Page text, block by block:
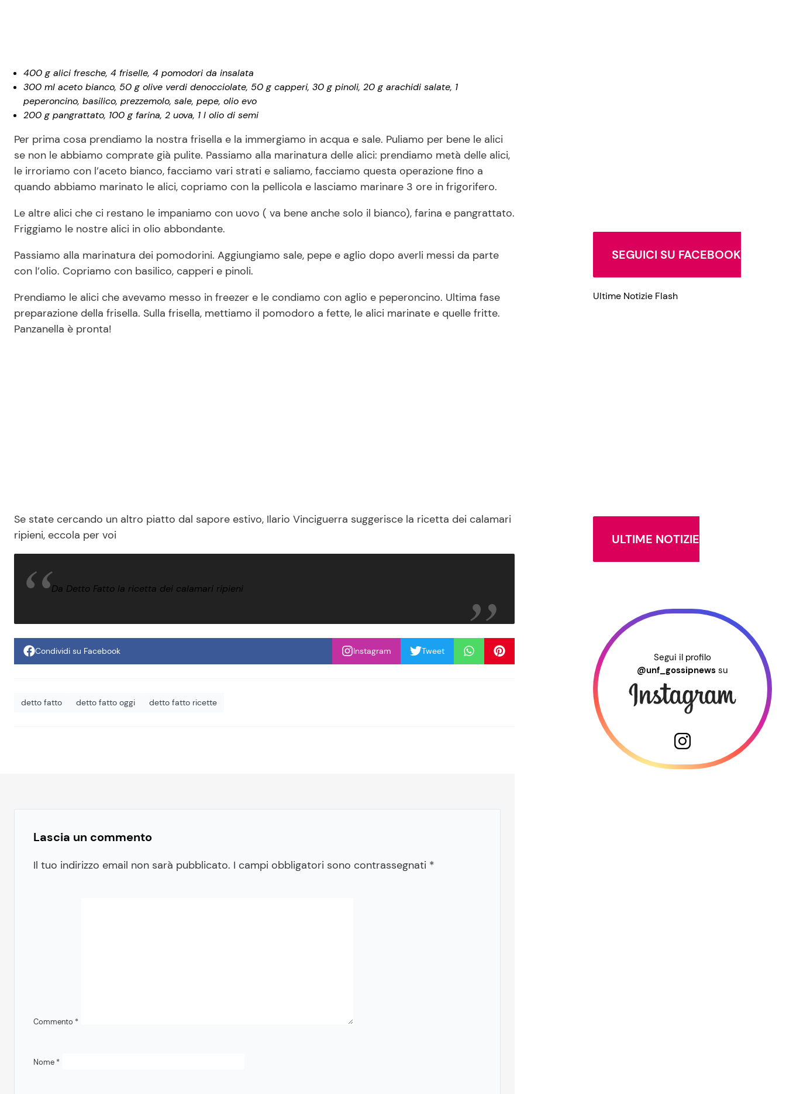
400 g alici fresche, 4 friselle, 4 pomodori da insalata
300 ml aceto bianco, 50 g olive verdi denocciolate, 50 g capperi, 30 g pinoli, 20 g arachidi salate, 1
peperoncino, basilico, prezzemolo, sale, pepe, olio evo
200 g pangrattato, 100 g farina, 2 uova, 1 l olio di semi
Per prima cosa prendiamo la nostra frisella e la immergiamo in acqua e sale. Puliamo per bene le alici
se non le abbiamo comprate già pulite. Passiamo alla marinatura delle alici: prendiamo metà delle alici,
le irroriamo con l’aceto bianco, facciamo vari strati e saliamo, facciamo questa operazione fino a
quando abbiamo marinato le alici, copriamo con la pellicola e lasciamo marinare 3 ore in frigorifero.
Le altre alici che ci restano le impaniamo con uovo ( va bene anche solo il bianco), farina e pangrattato.
Friggiamo le nostre alici in olio abbondante.
Passiamo alla marinatura dei pomodorini. Aggiungiamo sale, pepe e aglio dopo averli messi da parte
con l’olio. Copriamo con basilico, capperi e pinoli.
Prendiamo le alici che avevamo messo in freezer e le condiamo con aglio e peperoncino. Ultima fase
preparazione della frisella. Sulla frisella, mettiamo il pomodoro a fette, le alici marinate e quelle fritte.
Panzanella è pronta!
Se state cercando un altro piatto dal sapore estivo, Ilario Vinciguerra suggerisce la ricetta dei calamari
ripieni, eccola per voi
Da Detto Fatto la ricetta dei calamari ripieni
Condividi su Facebook Instagram Tweet
detto fatto detto fatto oggi detto fatto ricette
Lascia un commento
Il tuo indirizzo email non sarà pubblicato. I campi obbligatori sono contrassegnati *
Commento *
Nome *
SEGUICI SU FACEBOOK
Ultime Notizie Flash
ULTIME NOTIZIE
Segui il profilo
@unf_gossipnews su